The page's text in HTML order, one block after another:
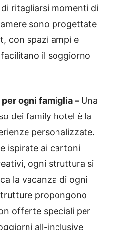
ritagliarsi momenti di
sono progettate
con spazi ampi e
il soggiorno
ogni famiglia – Una
dei family hotel è la
personalizzate.
ispirate ai cartoni
ogni struttura si
la vacanza di ogni
propongono
offerte speciali per
all-inclusive